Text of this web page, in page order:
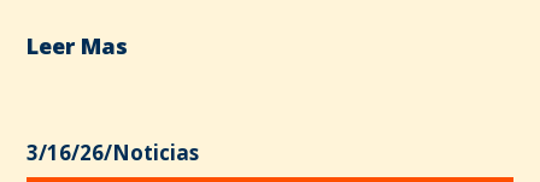
Leer Mas
3/16/26/Noticias